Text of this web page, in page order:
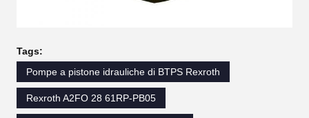
Tags:
Pompe a pistone idrauliche di BTPS Rexroth
Rexroth A2FO 28 61RP-PB05